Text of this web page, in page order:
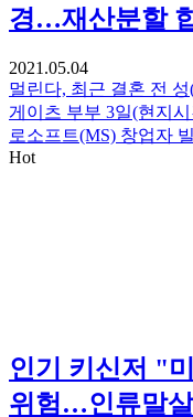
경…재산분할
2021.05.04
멀린다, 최근 결혼 전
게이츠 부부 3일(현지
로소프트(MS) 창업자
Hot
인기
키신저 "
위험…인류말